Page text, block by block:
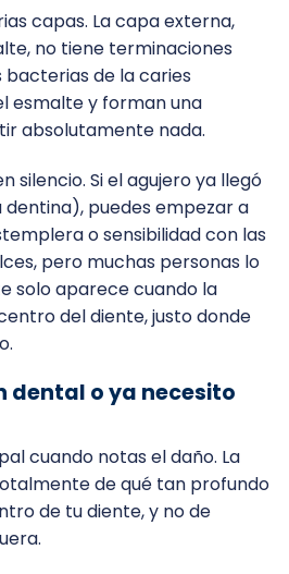
capas. La capa externa,
no tiene terminaciones
bacterias de la caries
esmalte y forman una
absolutamente nada.
silencio. Si el agujero ya llegó
puedes empezar a
o sensibilidad con las
pero muchas personas lo
solo aparece cuando la
del diente, justo donde
dental o ya necesito
cuando notas el daño. La
de qué tan profundo
de tu diente, y no de